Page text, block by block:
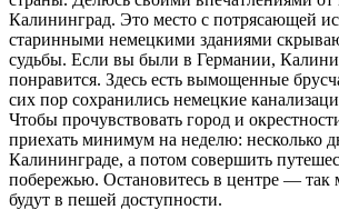
Калининград. Это место с потрясающей
старинными немецкими зданиями
судьбы. Если вы были в Германии,
понравится. Здесь есть вымощенные
сих пор сохранились немецкие
Чтобы прочувствовать город и
приехать минимум на неделю: несколько
Калининграде, а потом совершить
побережью. Остановитесь в центре — так
будут в пешей доступности.